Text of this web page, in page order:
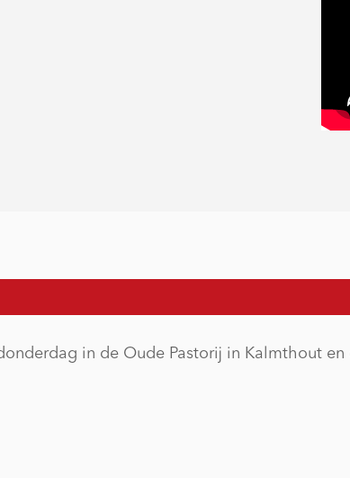
in de Oude Pastorij in Kalmthout